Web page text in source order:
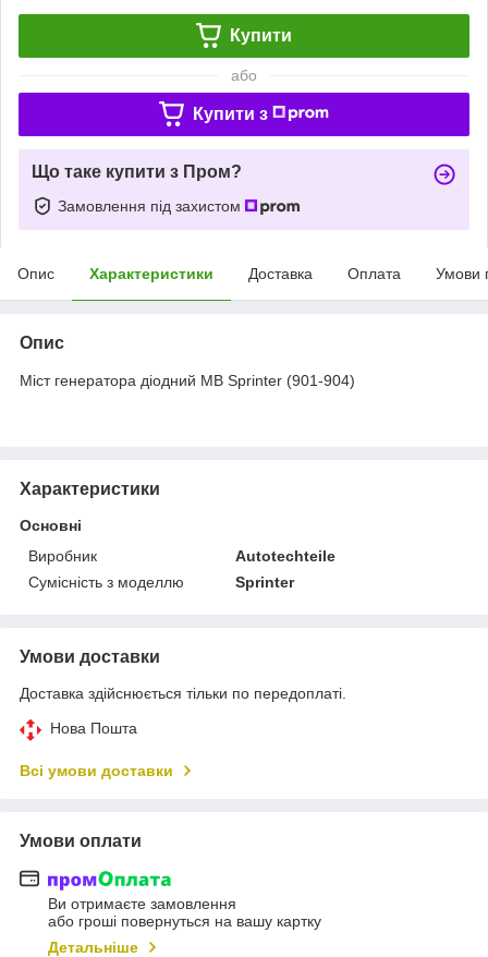
Купити
або
Купити з
Що таке купити з Пром?
Замовлення під захистом
Опис Характеристики Доставка Оплата Умови
Опис
Міст генератора діодний МB Sprinter (901-904)
Характеристики
Основні
Виробник
Autotechteile
Сумісність з моделлю
Sprinter
Умови доставки
Доставка здійснюється тільки по передоплаті.
Нова Пошта
Всі умови доставки
Умови оплати
Ви отримаєте замовлення
або гроші повернуться на вашу картку
Детальніше